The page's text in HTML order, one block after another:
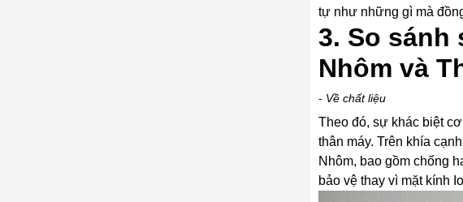
tự như những gì mà
3. So sánh
Nhôm và
- Về chất liệu
Theo đó, sự khác biệt
thân máy. Trên khía
Nhôm, bao gồm chống
bảo vệ thay vì mặt kính